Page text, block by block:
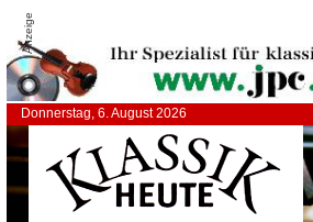
Anzeige
Donnerstag, 6. August 2026